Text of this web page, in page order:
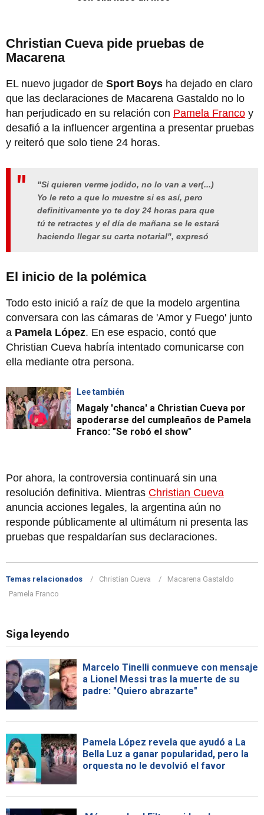
Christian Cueva pide pruebas de
Macarena
EL nuevo jugador de Sport Boys ha dejado en claro
que las declaraciones de Macarena Gastaldo no lo
han perjudicado en su relación con Pamela Franco y
desafió a la influencer argentina a presentar pruebas
y reiteró que solo tiene 24 horas.
"Si quieren verme jodido, no lo van a ver(...)
Yo le reto a que lo muestre si es así, pero
definitivamente yo te doy 24 horas para que
tú te retractes y el día de mañana se le estará
haciendo llegar su carta notarial", expresó
El inicio de la polémica
Todo esto inició a raíz de que la modelo argentina
conversara con las cámaras de 'Amor y Fuego' junto
a Pamela López. En ese espacio, contó que
Christian Cueva habría intentado comunicarse con
ella mediante otra persona.
Lee también
Magaly 'chanca' a Christian Cueva por
apoderarse del cumpleaños de Pamela
Franco: "Se robó el show"
Por ahora, la controversia continuará sin una
resolución definitiva. Mientras Christian Cueva
anuncia acciones legales, la argentina aún no
responde públicamente al ultimátum ni presenta las
pruebas que respaldarían sus declaraciones.
Temas relacionados Christian Cueva
Macarena Gastaldo
Pamela Franco
Siga leyendo
Marcelo Tinelli conmueve con mensaje
a Lionel Messi tras la muerte de su
padre: "Quiero abrazarte"
Pamela López revela que ayudó a La
Bella Luz a ganar popularidad, pero la
orquesta no le devolvió el favor